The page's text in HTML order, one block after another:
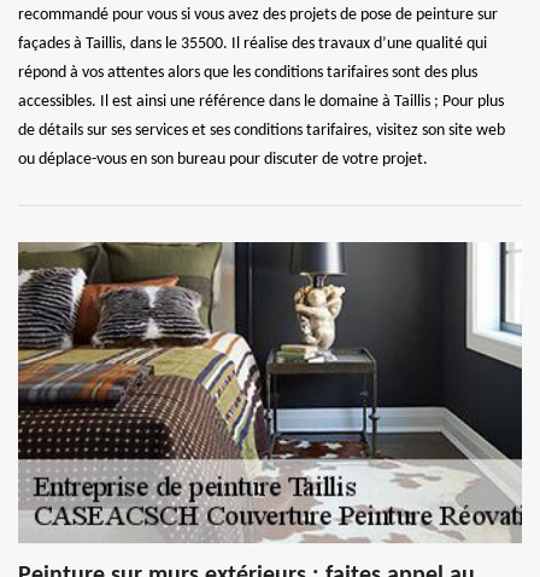
recommandé pour vous si vous avez des projets de pose de peinture sur
façades à Taillis, dans le 35500. Il réalise des travaux d’une qualité qui
répond à vos attentes alors que les conditions tarifaires sont des plus
accessibles. Il est ainsi une référence dans le domaine à Taillis ; Pour plus
de détails sur ses services et ses conditions tarifaires, visitez son site web
ou déplace-vous en son bureau pour discuter de votre projet.